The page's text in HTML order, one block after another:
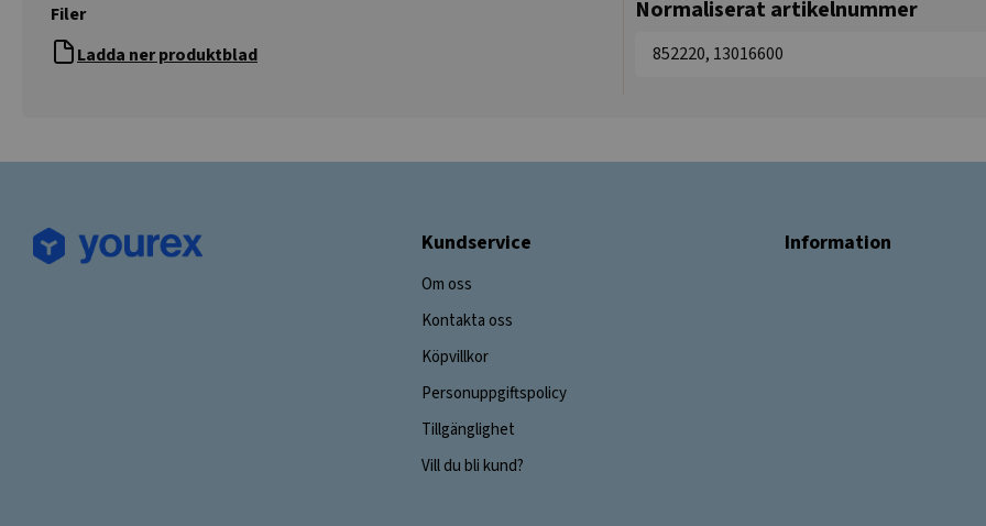
Filer
Ladda ner produktblad
Normaliserat artikelnummer
852220, 13016600
Kundservice
Om oss
Kontakta oss
Köpvillkor
Personuppgiftspolicy
Tillgänglighet
Vill du bli kund?
Information